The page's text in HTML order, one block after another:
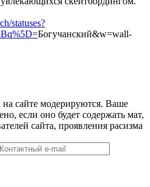
statuses?
Богучанский&w=wall-
сайте модерируются. Ваше
если оно будет содержать мат,
сайта, проявления расизма